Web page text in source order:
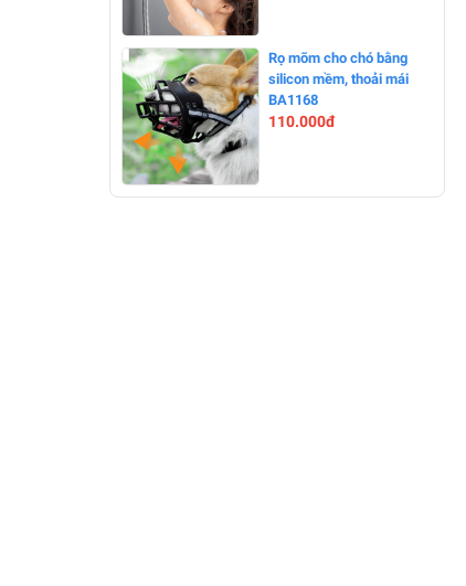
-14%
-0%
Rọ mõm cho chó bằng
silicon mềm, thoải mái
BA1168
110.000đ